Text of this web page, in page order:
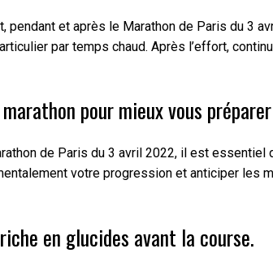
pendant et après le Marathon de Paris du 3
par temps chaud. Après l’effort,
pour mieux vous
de Paris du 3 avril 2022, il est
votre progression et anticiper les
en glucides avant la course.